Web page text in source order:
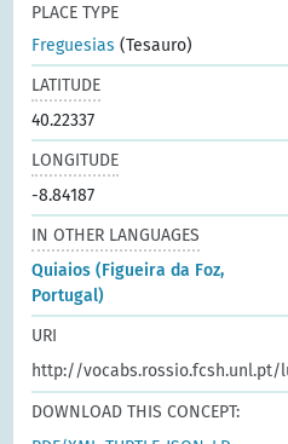
PLACE TYPE
Freguesias (Tesauro)
LATITUDE
40.22337
LONGITUDE
-8.84187
IN OTHER LANGUAGES
Quiaios (Figueira da Foz,
Portugal)
URI
http://vocabs.rossio.fcsh.unl.pt/
DOWNLOAD THIS CONCEPT: